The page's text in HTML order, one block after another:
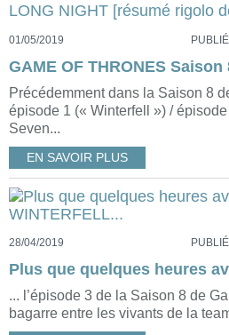
01/05/2019
Précédemment dans la Saison 8
épisode 1 (« Winterfell ») /
Seven...
EN SAVOIR PLUS
28/04/2019
... l’épisode 3 de la Saison 8 de
bagarre entre les vivants de la